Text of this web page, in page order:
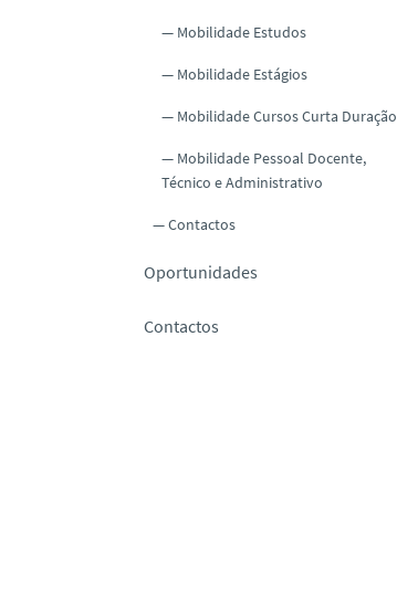
Mobilidade Estudos
Mobilidade Estágios
Mobilidade Cursos Curta Duração
Mobilidade Pessoal Docente,
Técnico e Administrativo
Contactos
Oportunidades
Contactos